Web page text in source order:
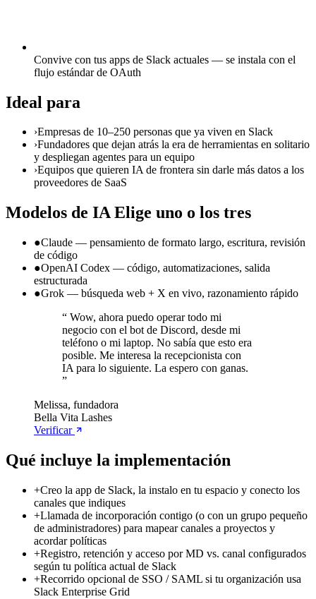
Convive con tus apps de Slack actuales — se instala con el
flujo estándar de OAuth
Ideal para
›Empresas de 10–250 personas que ya viven en Slack
›Fundadores que dejan atrás la era de herramientas en solitario
y despliegan agentes para un equipo
›Equipos que quieren IA de frontera sin darle más datos a los
proveedores de SaaS
Modelos de IAElige uno o los tres
●Claude — pensamiento de formato largo, escritura, revisión
de código
●OpenAI Codex — código, automatizaciones, salida
estructurada
●Grok — búsqueda web + X en vivo, razonamiento rápido
“ Wow, ahora puedo operar todo mi
negocio con el bot de Discord, desde mi
teléfono o mi laptop. No sabía que esto era
posible. Me interesa la recepcionista con
IA para lo siguiente. La espero con ganas.
”
Melissa, fundadora
Bella Vita Lashes
Verificar
Qué incluye la implementación
+Creo la app de Slack, la instalo en tu espacio y conecto los
canales que indiques
+Llamada de incorporación contigo (o con un grupo pequeño
de administradores) para mapear canales a proyectos y
acordar políticas
+Registro, retención y acceso por MD vs. canal configurados
según tu política actual de Slack
+Recorrido opcional de SSO / SAML si tu organización usa
Slack Enterprise Grid